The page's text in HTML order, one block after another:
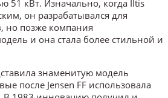
51 кВт. Изначально, когда Iltis
он разрабатывался для
но позже компания
и она стала более стильной и
знаменитую модель
после Jensen FF использовала